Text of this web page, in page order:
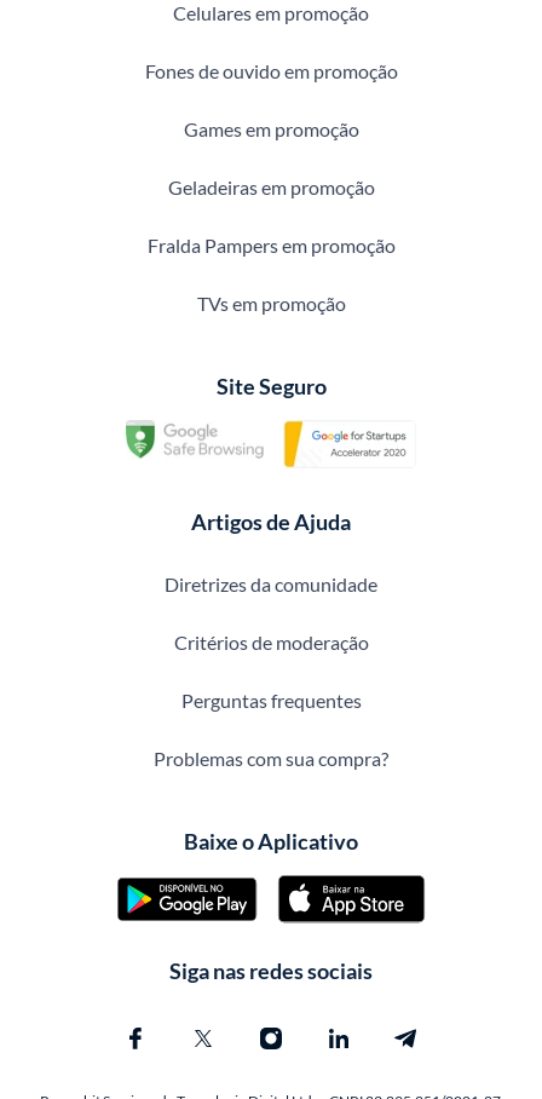
Celulares em promoção
Fones de ouvido em promoção
Games em promoção
Geladeiras em promoção
Fralda Pampers em promoção
TVs em promoção
Site Seguro
Artigos de Ajuda
Diretrizes da comunidade
Critérios de moderação
Perguntas frequentes
Problemas com sua compra?
Baixe o Aplicativo
Siga nas redes sociais